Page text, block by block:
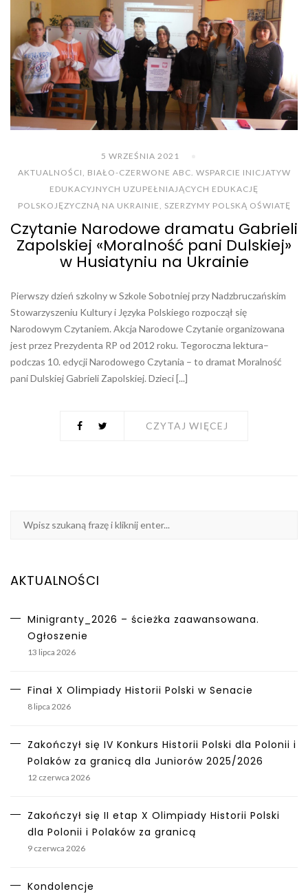
5 WRZEŚNIA 2021
AKTUALNOŚCI
BIAŁO-CZERWONE ABC. WSPARCIE INICJATYW
EDUKACYJNYCH UZUPEŁNIAJĄCYCH EDUKACJĘ
POLSKOJĘZYCZNĄ NA UKRAINIE
SZERZYMY POLSKĄ OŚWIATĘ
Czytanie Narodowe dramatu Gabrieli
Zapolskiej «Moralność pani Dulskiej»
w Husiatyniu na Ukrainie
Pierwszy dzień szkolny w Szkole Sobotniej przy Nadzbruczańskim
Stowarzyszeniu Kultury i Języka Polskiego rozpoczął się
Narodowym Czytaniem. Akcja Narodowe Czytanie organizowana
jest przez Prezydenta RP od 2012 roku. Tegoroczna lektura–
podczas 10. edycji Narodowego Czytania – to dramat Moralność
pani Dulskiej Gabrieli Zapolskiej. Dzieci [...]
CZYTAJ WIĘCEJ
AKTUALNOŚCI
Minigranty_2026 – ścieżka zaawansowana.
Ogłoszenie
13 lipca 2026
Finał X Olimpiady Historii Polski w Senacie
8 lipca 2026
Zakończył się IV Konkurs Historii Polski dla Polonii i
Polaków za granicą dla Juniorów 2025/2026
12 czerwca 2026
Zakończył się II etap X Olimpiady Historii Polski
dla Polonii i Polaków za granicą
9 czerwca 2026
Kondolencje